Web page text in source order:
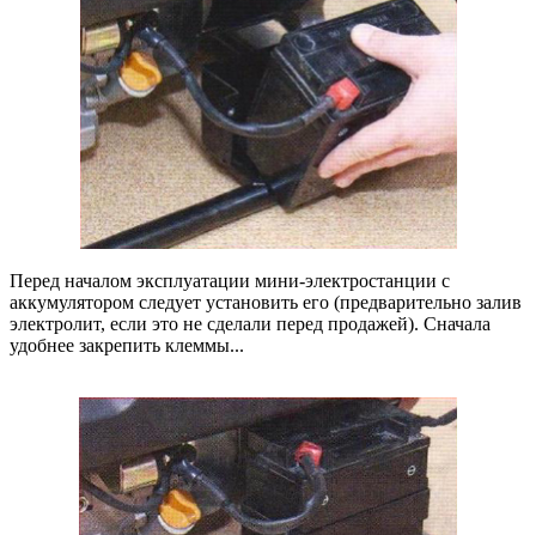
Перед началом эксплуатации мини-электростанции с
аккумулятором следует установить его (предварительно залив
электролит, если это не сделали перед продажей). Сначала
удобнее закрепить клеммы...